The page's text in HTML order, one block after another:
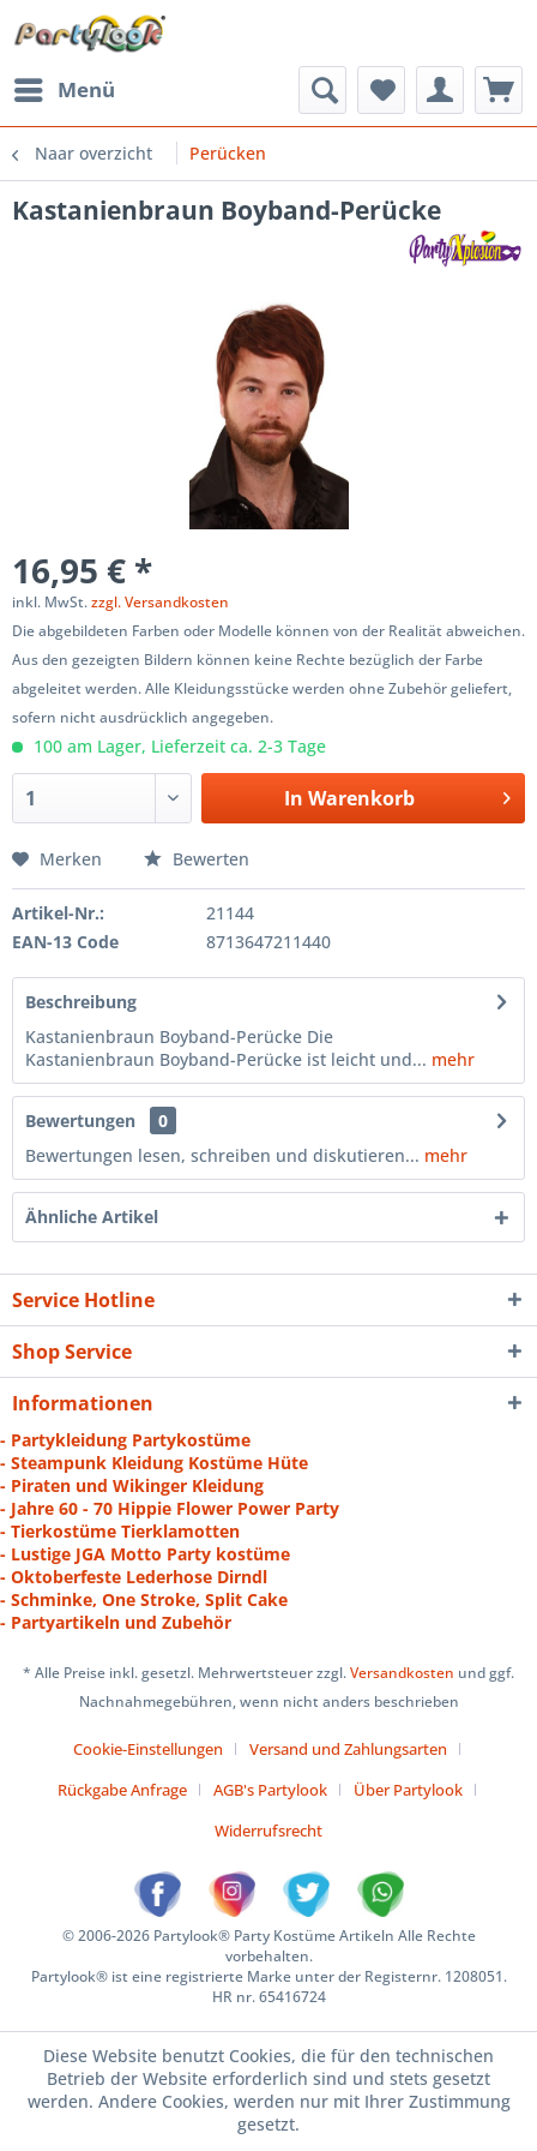
Menü
Naar overzicht Perücken
Kastanienbraun Boyband-Perücke
16,95 € *
inkl. MwSt.zzgl. Versandkosten
Die abgebildeten Farben oder Modelle können von der Realität abweichen.
Aus den gezeigten Bildern können keine Rechte bezüglich der Farbe
abgeleitet werden. Alle Kleidungsstücke werden ohne Zubehör geliefert,
sofern nicht ausdrücklich angegeben.
100 am Lager, Lieferzeit ca. 2-3 Tage
In Warenkorb
Merken Bewerten
Artikel-Nr.:
21144
EAN-13 Code
8713647211440
Beschreibung
Kastanienbraun Boyband-Perücke Die
Kastanienbraun Boyband-Perücke ist leicht und... mehr
Bewertungen
0
Bewertungen lesen, schreiben und diskutieren... mehr
Ähnliche Artikel
Service Hotline
Shop Service
Informationen
- Partykleidung Partykostüme
- Steampunk Kleidung Kostüme Hüte
- Piraten und Wikinger Kleidung
- Jahre 60 - 70 Hippie Flower Power Party
- Tierkostüme Tierklamotten
- Lustige JGA Motto Party kostüme
- Oktoberfeste Lederhose Dirndl
- Schminke, One Stroke, Split Cake
- Partyartikeln und Zubehör
* Alle Preise inkl. gesetzl. Mehrwertsteuer zzgl.Versandkosten und ggf.
Nachnahmegebühren, wenn nicht anders beschrieben
Cookie-Einstellungen
Versand und Zahlungsarten
Rückgabe Anfrage
AGB's Partylook
Über Partylook
Widerrufsrecht
© 2006-2026 Partylook® Party Kostüme Artikeln Alle Rechte
vorbehalten.
Partylook® ist eine registrierte Marke unter der Registernr. 1208051.
HR nr. 65416724
Diese Website benutzt Cookies, die für den technischen
Betrieb der Website erforderlich sind und stets gesetzt
werden. Andere Cookies, werden nur mit Ihrer Zustimmung
gesetzt.